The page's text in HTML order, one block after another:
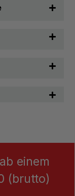
ab einem
(brutto)